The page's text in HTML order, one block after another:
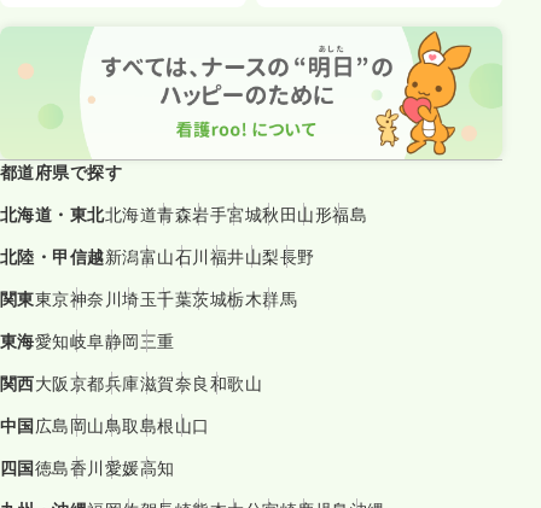
都道府県で探す
北海道・東北北海道青森岩手宮城秋田山形福島
北陸・甲信越新潟富山石川福井山梨長野
関東東京神奈川埼玉千葉茨城栃木群馬
東海愛知岐阜静岡三重
関西大阪京都兵庫滋賀奈良和歌山
中国広島岡山鳥取島根山口
四国徳島香川愛媛高知